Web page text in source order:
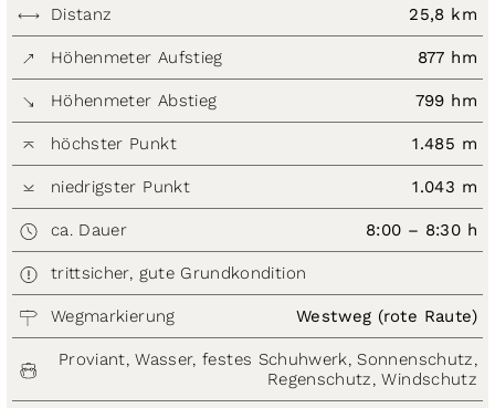
Distanz 25,8 km
Höhenmeter Aufstieg 877 hm
Höhenmeter Abstieg 799 hm
höchster Punkt 1.485 m
niedrigster Punkt 1.043 m
ca. Dauer 8:00 – 8:30 h
trittsicher, gute Grundkondition
Wegmarkierung Westweg (rote Raute)
Proviant, Wasser, festes Schuhwerk, Sonnenschutz,
Regenschutz, Windschutz